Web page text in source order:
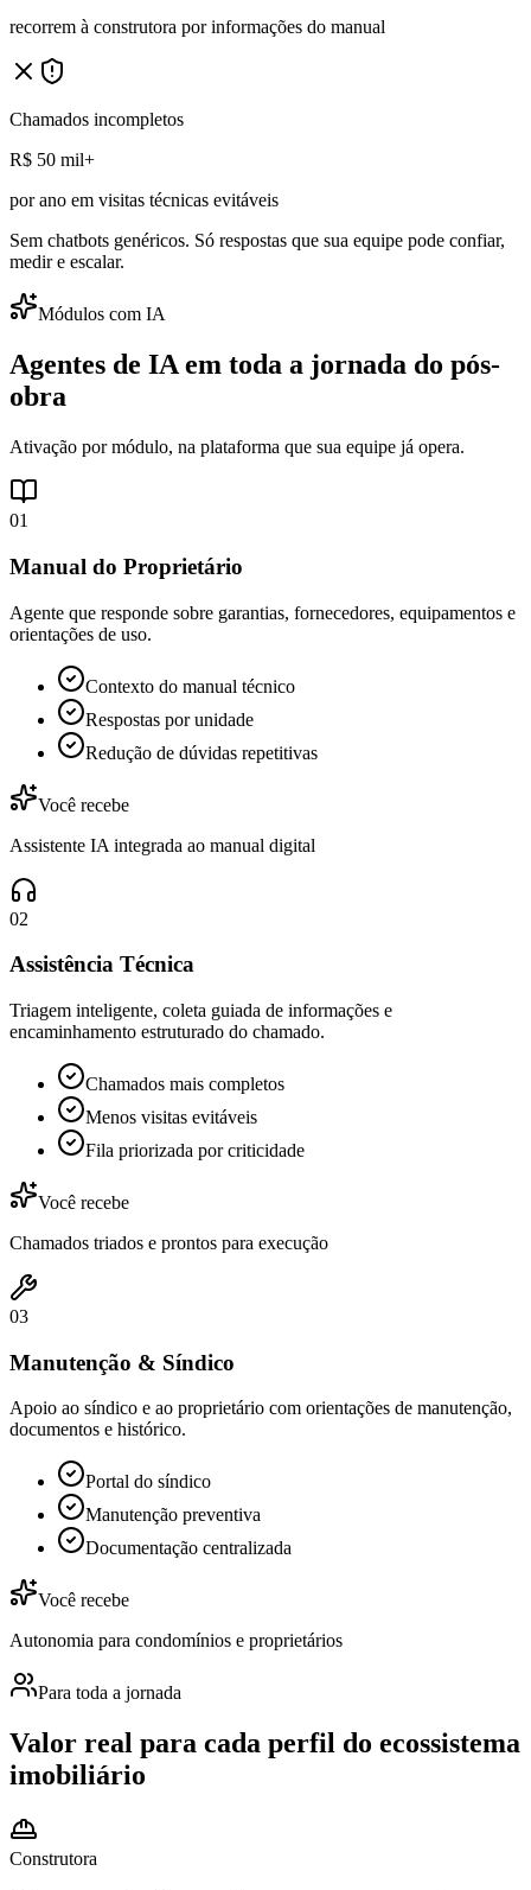
recorrem à construtora por informações do manual
Chamados incompletos
R$ 50 mil+
por ano em visitas técnicas evitáveis
Sem chatbots genéricos. Só respostas que sua equipe pode confiar,
medire escalar.
Módulos com IA
Agentes de IA em toda a jornada do pós-
obra
Ativação por módulo, na plataforma que sua equipe já opera.
01
Manual do Proprietário
Agente que responde sobre garantias, fornecedores, equipamentos e
orientações de uso.
Contexto do manual técnico
Respostas por unidade
Redução de dúvidas repetitivas
Você recebe
Assistente IA integrada ao manual digital
02
Assistência Técnica
Triagem inteligente, coleta guiada de informações e
encaminhamento estruturado do chamado.
Chamados mais completos
Menos visitas evitáveis
Fila priorizada por criticidade
Você recebe
Chamados triados e prontos para execução
03
Manutenção & Síndico
Apoio ao síndico e ao proprietário com orientações de manutenção,
documentos e histórico.
Portal do síndico
Manutenção preventiva
Documentação centralizada
Você recebe
Autonomia para condomínios e proprietários
Para toda a jornada
Valor real para cada perfil do ecossistema
imobiliário
Construtora